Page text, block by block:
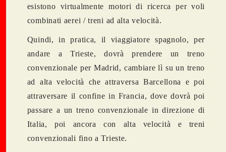
esistono virtualmente motori di ricerca per voli
combinati aerei / treni ad alta velocità.
Quindi, in pratica, il viaggiatore spagnolo, per
andare a Trieste, dovrà prendere un treno
convenzionale per Madrid, cambiare lì su un treno
ad alta velocità che attraversa Barcellona e poi
attraversare il confine in Francia, dove dovrà poi
passare a un treno convenzionale in direzione di
Italia, poi ancora con alta velocità e treni
convenzionali fino a Trieste.